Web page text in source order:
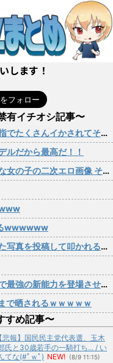
します！
有イチオシ記事〜
されてそのままパコられる女の子
ルだから最高だ！！
子の二次エロ画像 その201
wwwwww
を投稿して叩かれるｗｗｗｗ
登場させてしまうｗｗｗｗｗｗｗ
で晒されるｗｗｗｗｗ
すめ記事〜
【悲報】国民民主党代表選、玉木
氏と30歳若手の一騎打ち... / い
てな(#ﾟｗﾟ) NEW! (8/9 11:15)